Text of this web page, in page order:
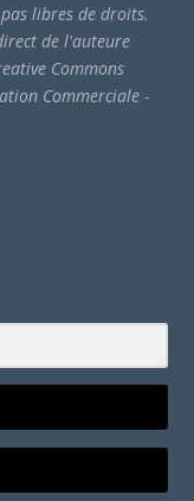
libres de droits.
de l'auteure
Commons
Commerciale -